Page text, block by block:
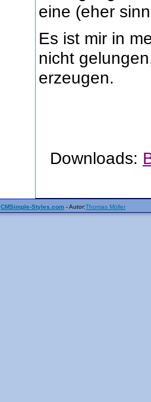
eine (eher
Es ist mir in
nicht
erzeugen.
Downloads:
CMSimple-Styles.com - Autor:Thomas Möller